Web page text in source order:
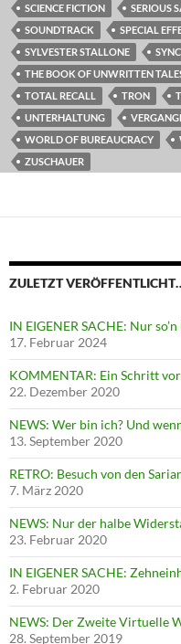
SCIENCE FICTION
SERIOUS
SOUNDTRACK
SPECIAL
SYLVESTER STALLONE
THE BOOK OF UNWRITTEN
TOTAL RECALL
TRON
UNTERHALTUNG
WORLD OF BUREAUCRACY
ZUSCHAUER
ZULETZT
IN EIGENER SACHE: Nur
17. Februar 2024
KOMMENTAR: Ein Schritt
22. Dezember 2020
NEWS: Wer bin ich? Und
13. September 2020
RETRO: Besuch von den
7. März 2020
NEWS: Nur der halbe
23. Februar 2020
IN EIGENER SACHE:
2. Februar 2020
NEWS: Der Zweite Virtuelle
28. September 2019